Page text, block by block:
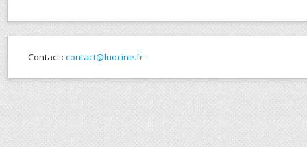
Contact : contact@luocine.fr